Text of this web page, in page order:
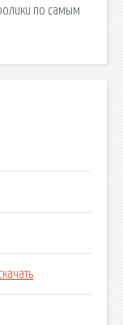
по самым